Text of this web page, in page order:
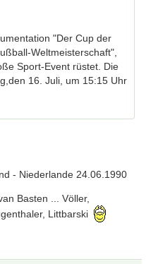
"Der Cup der
Weltmeisterschaft",
Sport-Event rüstet. Die
16. Juli, um 15:15 Uhr
- Niederlande 24.06.1990
Basten ... Völler,
Littbarski